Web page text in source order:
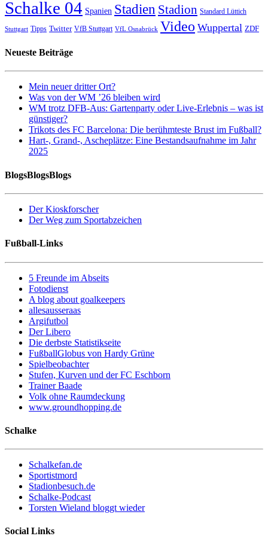
Schalke 04 Spanien Stadien Stadion Standard Lüttich
Stuttgart Tipps Twitter VfB Stuttgart VfL Osnabrück Video Wuppertal ZDF
Neueste Beiträge
Mein neuer dritter Ort?
Was von der WM ’26 bleiben wird
WM trotz DFB-Aus: Gartenparty oder Live-Erlebnis – was ist
günstiger?
Trikots des FC Barcelona: Die berühmteste Brust im Fußball?
Hart-, Grand-, Ascheplätze: Eine Bestandsaufnahme im Jahr
2025
BlogsBlogsBlogs
Der Kioskforscher
Der Weg zum Sportabzeichen
Fußball-Links
5 Freunde im Abseits
Fotodienst
A blog about goalkeepers
allesausseraas
Argifutbol
Der Libero
Die derbste Statistikseite
FußballGlobus von Hardy Grüne
Spielbeobachter
Stufen, Kurven und der FC Eschborn
Trainer Baade
Volk ohne Raumdeckung
www.groundhopping.de
Schalke
Schalkefan.de
Sportistmord
Stadionbesuch.de
Schalke-Podcast
Torsten Wieland bloggt wieder
Social Links